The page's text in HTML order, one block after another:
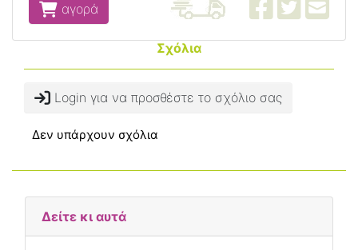
αγορά
Σχόλια
Login για να προσθέστε το σχόλιο σας
Δεν υπάρχουν σχόλια
Δείτε κι αυτά